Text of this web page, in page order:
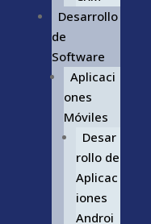
Desarrollo
de
Software
Aplicaci
ones
Móviles
Desar
rollo de
Aplicac
iones
Androi